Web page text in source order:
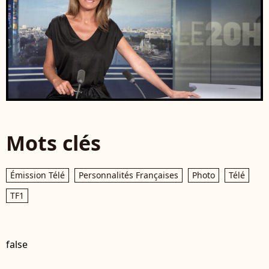
Mots clés
Émission Télé Personnalités Françaises Photo
Télé
TF1
false